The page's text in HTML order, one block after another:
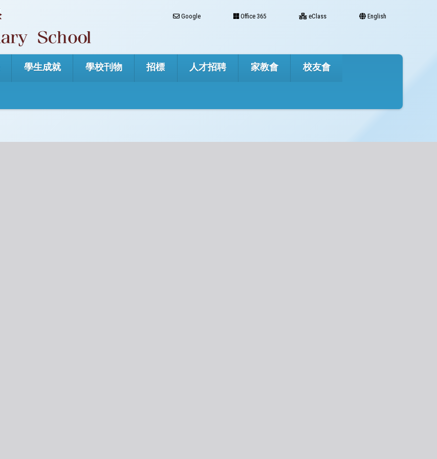
Google Office 365 eClass English
學生成就 學校刊物 招標 人才招聘 家教會 校友會